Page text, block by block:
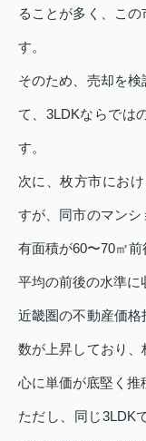
ることが多く、こ
す。
そのため、売却を
て、3LDKならでは
す。
次に、枚方市にお
すが、同市のマン
有面積が60〜70㎡
平均の前後の水準に
近畿圏の不動産価
数が上昇しており
心に単価が底堅く推
ただし、同じ3LDK